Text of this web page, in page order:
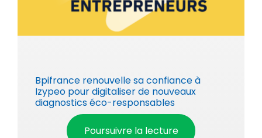
Bpifrance renouvelle sa confiance à
Izypeo pour digitaliser de nouveaux
diagnostics éco-responsables
Poursuivre la lecture